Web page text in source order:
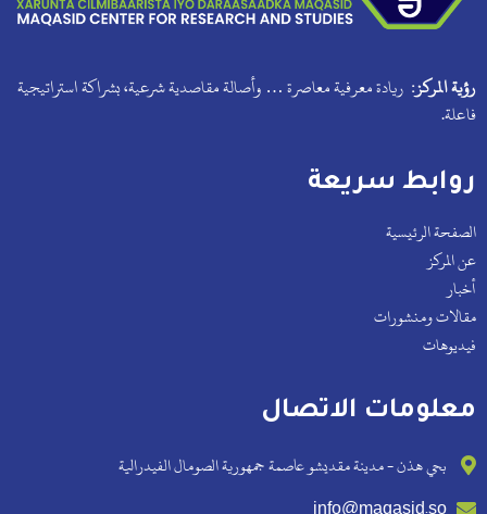
رؤية المركز: ريادة معرفية معاصرة … وأصالة مقاصدية شرعية، بشراكة استراتيجية
فاعلة.
روابط سريعة
الصفحة الرئيسية
عن المركز
أخبار
مقالات ومنشورات
فيديوهات
معلومات الاتصال
بحي هذن - مدينة مقديشو عاصمة جمهورية الصومال الفيدرالية